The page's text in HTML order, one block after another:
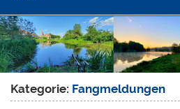
Mittelfranken!
Kategorie: Fangmeldungen